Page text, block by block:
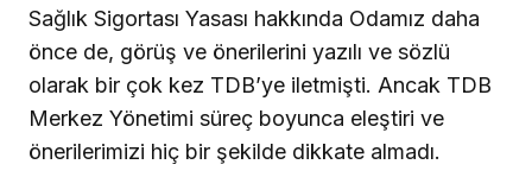
Sağlık Sigortası Yasası hakkında Odamız daha
önce de, görüş ve önerilerini yazılı ve sözlü
olarak bir çok kez TDB’ye iletmişti. Ancak TDB
Merkez Yönetimi süreç boyunca eleştiri ve
önerilerimizi hiç bir şekilde dikkate almadı.